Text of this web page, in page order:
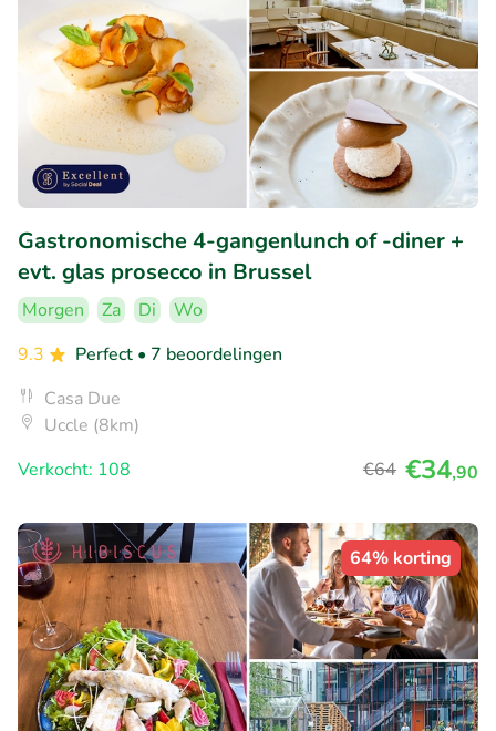
Gastronomische 4-gangenlunch of -diner +
evt. glas prosecco in Brussel
Morgen Za Di
Wo
9.3
Perfect • 7 beoordelingen
Casa Due
Uccle (8km)
Verkocht: 108
€64 €34,90
64% korting